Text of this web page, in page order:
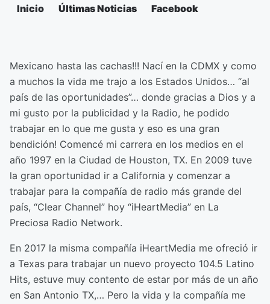
Inicio Últimas Noticias Facebook
Mexicano hasta las cachas!!! Nací en la CDMX y como
a muchos la vida me trajo a los Estados Unidos… “al
país de las oportunidades”… donde gracias a Dios y a
mi gusto por la publicidad y la Radio, he podido
trabajar en lo que me gusta y eso es una gran
bendición! Comencé mi carrera en los medios en el
año 1997 en la Ciudad de Houston, TX. En 2009 tuve
la gran oportunidad ir a California y comenzar a
trabajar para la compañía de radio más grande del
país, “Clear Channel” hoy “iHeartMedia” en La
Preciosa Radio Network.
En 2017 la misma compañía iHeartMedia me ofreció ir
a Texas para trabajar un nuevo proyecto 104.5 Latino
Hits, estuve muy contento de estar por más de un año
en San Antonio TX,… Pero la vida y la compañía me